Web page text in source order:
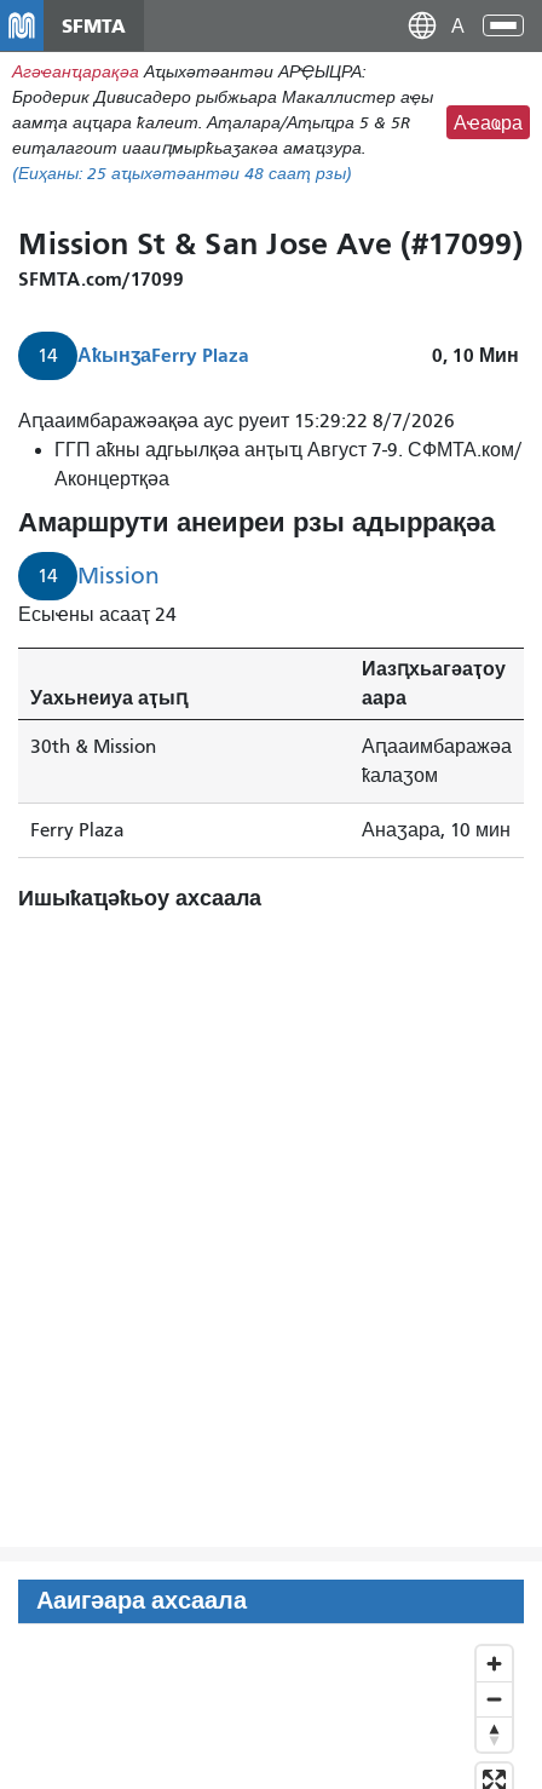
наи
дунг
SFMTA
Агәҽанҵарақәа Аҵыхәтәантәи АРҾЫЦРА:
Бродерик Дивисадеро рыбжьара Макаллистер аҿы
аамҭа ацҵара ҟалеит. Аҭалара/Аҭыҵра 5 & 5R
еиҭалагоит иааиԥмырҟьаӡакәа амаҵзура.
(Еиҳаны: 25 аҵыхәтәантәи 48 сааҭ рзы)
Аҽаҩра
Mission St & San Jose Ave (#17099)
SFMTA.com/17099
14 АҟынӡаFerry Plaza 0, 10 Мин
14
Фери
Плазаҟа
ааиуеит.
Аԥааимбаражәақәа аус руеит 15:29:22 8/7/2026
ГГП аҟны адгьылқәа анҭыҵ Август 7-9. СФМТА.ком/
Аконцертқәа
Амаршрути анеиреи рзы адыррақәа
14 Mission
Есыҽны асааҭ 24
Уахьнеиуа аҭыԥ
Иазԥхьагәаҭоу
аара
30th & Mission
Аԥааимбаражәа
ҟалаӡом
Ferry Plaza Анаӡара, 10 мин
Ишыҟаҵәҟьоу ахсаала
Ааигәара ахсаала